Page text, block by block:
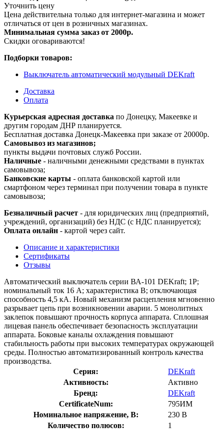
Уточнить цену
Цена действительна только для интернет-магазина и может
отличаться от цен в розничных магазинах.
Минимальная сумма заказ от 2000р.
Скидки оговариваются!
Подборки товаров:
Выключатель автоматический модульный DEKraft
Доставка
Оплата
Курьерская адресная доставка по Донецку, Макеевке и
другим городам ДНР планируется.
Бесплатная доставка Донецк-Макеевка при заказе от 20000р.
Самовывоз из магазинов;
пункты выдачи почтовых служб России.
Наличные - наличными денежными средствами в пунктах
самовывоза;
Банковские карты - оплата банковской картой или
смартфоном через терминал при получении товара в пункте
самовывоза;
Безналичный расчет - для юридических лиц (предприятий,
учреждений, организаций) без НДС (с НДС планируется);
Оплата онлайн - картой через сайт.
Описание и характеристики
Сертификаты
Отзывы
Автоматический выключатель серии ВА-101 DEKraft; 1P;
номинальный ток 16 А; характеристика B; отключающая
способность 4,5 кА. Новый механизм расцепления мгновенно
разрывает цепь при возникновении аварии. 5 монолитных
заклепок повышают прочность корпуса аппарата. Сплошная
лицевая панель обеспечивает безопасность эксплуатации
аппарата. Боковые каналы охлаждения повышают
стабильность работы при высоких температурах окружающей
среды. Полностью автоматизированный контроль качества
производства.
Серия:
DEKraft
Активность:
Активно
Бренд:
DEKraft
CertificateNum:
795ИМ
Номинальное напряжение, В:
230 В
Количество полюсов:
1